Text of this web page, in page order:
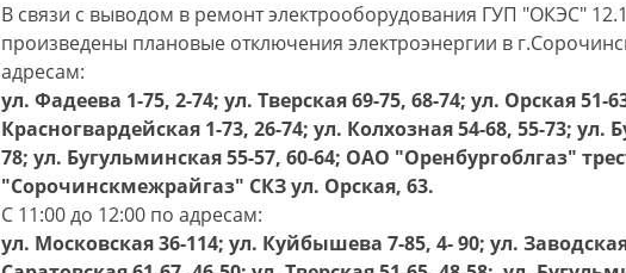
В связи с выводом в ремонт электрооборудования ГУП "ОКЭС"
произведены плановые отключения электроэнергии в
адресам:
ул. Фадеева 1-75, 2-74; ул. Тверская 69-75, 68-74; ул. Орская 51-
Красногвардейская 1-73, 26-74; ул. Колхозная 54-68, 55-73; ул.
78; ул. Бугульминская 55-57, 60-64; ОАО "Оренбургоблгаз"
"Сорочинскмежрайгаз" СКЗ ул. Орская, 63.
С 11:00 до 12:00 по адресам:
ул. Московская 36-114; ул. Куйбышева 7-85, 4- 90; ул.